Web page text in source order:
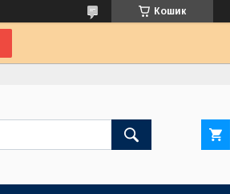
Кошик